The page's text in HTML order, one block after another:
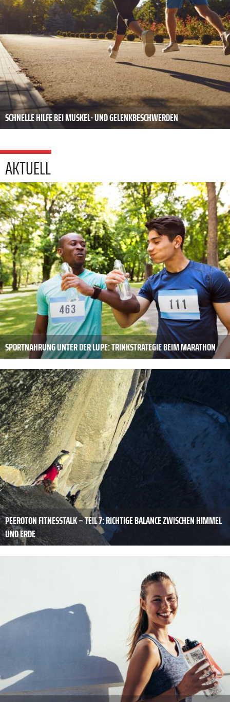
SCHNELLE HILFE BEI MUSKEL- UND GELENKBESCHWERDEN
AKTUELL
SPORTNAHRUNG UNTER DER LUPE: TRINKSTRATEGIE BEIM MARATHON
PEEROTON FITNESSTALK – TEIL 7: RICHTIGE BALANCE ZWISCHEN HIMMEL
UND ERDE